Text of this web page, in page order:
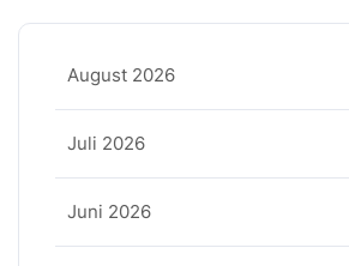
August 2026
Juli 2026
Juni 2026